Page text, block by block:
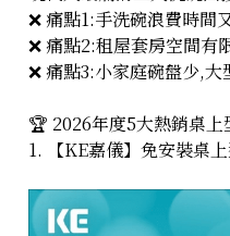
❌ 痛點1:手洗碗浪費時間
❌ 痛點2:租屋套房空間有
❌ 痛點3:小家庭碗盤少,
🏆 2026年度5大熱銷桌上
1. 【KE嘉儀】免安裝桌